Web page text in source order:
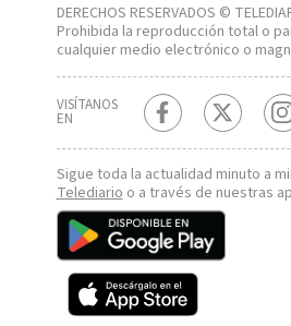
DERECHOS RESERVADOS ©
Prohibida la reproducción total o
cualquier medio electrónico o
VISÍTANOS
EN
Sigue toda la actualidad minuto a
Telediario o a través de nuestras